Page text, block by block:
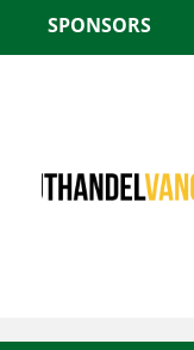
SPONSORS